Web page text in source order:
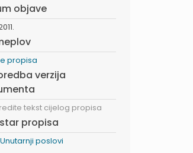
objave
propisa
verzija
tekst cijelog propisa
propisa
Unutarnji poslovi